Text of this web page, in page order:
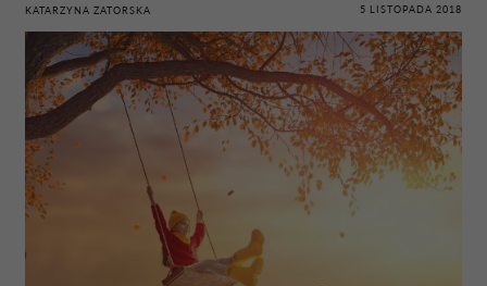
KATARZYNA ZATORSKA 5 LISTOPADA 2018